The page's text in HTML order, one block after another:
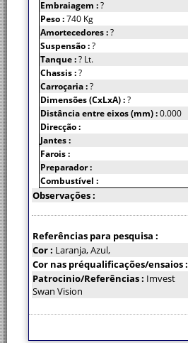
Embraiagem :?
Peso :740 Kg
Amortecedores :?
Suspensão :?
Tanque :? Lt.
Chassis :?
Carroçaria :?
Dimensões (CxLxA) :?
Distância entre eixos (mm) :0.000
Direcção :
Jantes :
Farois :
Preparador :
Combustível :
Observações :
Referências para pesquisa :
Cor : Laranja, Azul,
Cor nas préqualificações/ensaios :
Patrocinio/Referências : Imvest
Swan Vision